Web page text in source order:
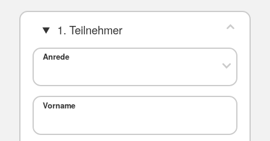
1. Teilnehmer
Anrede
Vorname